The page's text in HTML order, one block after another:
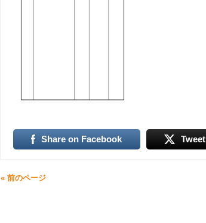
Share on Facebook Tweet
« 前のページ